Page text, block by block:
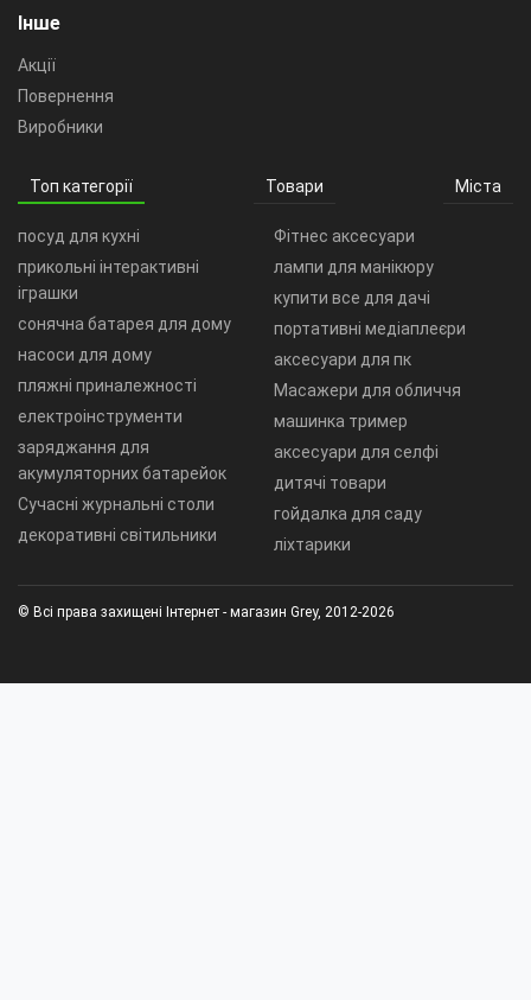
Інше
Акції
Повернення
Виробники
Топ категорії Товари Міста
посуд для кухні
прикольні інтерактивні
іграшки
сонячна батарея для дому
насоси для дому
пляжні приналежності
електроінструменти
заряджання для
акумуляторних батарейок
Сучасні журнальні столи
декоративні світильники
Фітнес аксесуари
лампи для манікюру
купити все для дачі
портативні медіаплеєри
аксесуари для пк
Масажери для обличчя
машинка тример
аксесуари для селфі
дитячі товари
гойдалка для саду
ліхтарики
© Всі права захищені Інтернет - магазин Grey, 2012-2026